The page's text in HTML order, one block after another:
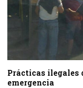
Prácticas ilegales
emergencia